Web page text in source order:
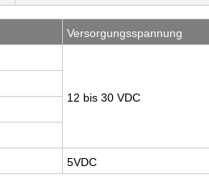
Versorgungsspannung
12 bis 30 VDC
5VDC